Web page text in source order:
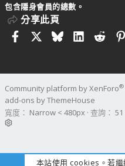
包含隱身會員的總數。
分享此頁
FacebookBlueskyLinkedIn
Community platform by XenForo®
add-ons by ThemeHouse
寬度
查詢 51
本站使用 cookies。若